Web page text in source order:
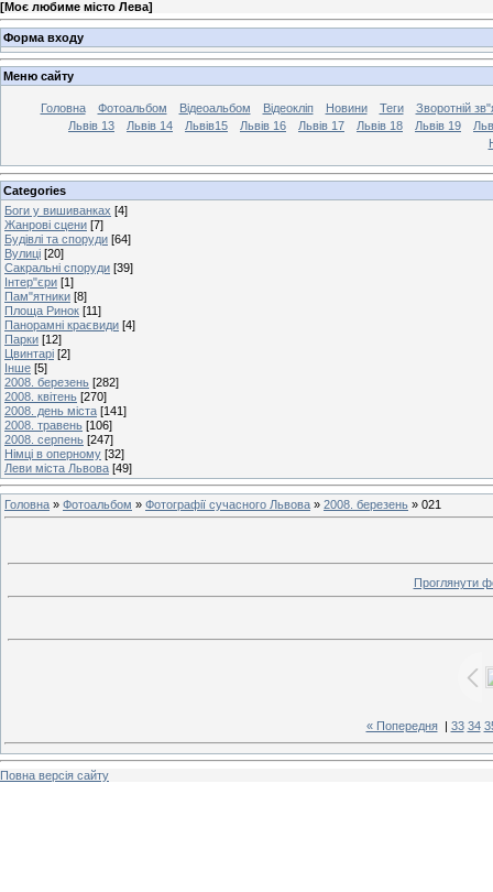
[Моє любиме місто Лева]
Форма входу
Меню сайту
Головна Фотоальбом Відеоальбом Відеокліп Новини Теги
Зворотній
Львів 13
Львів 14 Львів15 Львів 16 Львів 17 Львів 18 Львів 19
Categories
Боги у вишиванках [4]
Жанрові сцени [7]
Будівлі та споруди [64]
Вулиці [20]
Сакральні споруди [39]
Інтер"єри [1]
Пам"ятники [8]
Площа Ринок [11]
Панорамні краєвиди [4]
Парки [12]
Цвинтарі [2]
Інше [5]
2008. березень [282]
2008. квітень [270]
2008. день міста [141]
2008. травень [106]
2008. серпень [247]
Німці в оперному [32]
Леви міста Львова [49]
Головна » Фотоальбом » Фотографії сучасного Львова » 2008. березень » 021
Проглянути
« Попередня| 33 34
Повна версія сайту